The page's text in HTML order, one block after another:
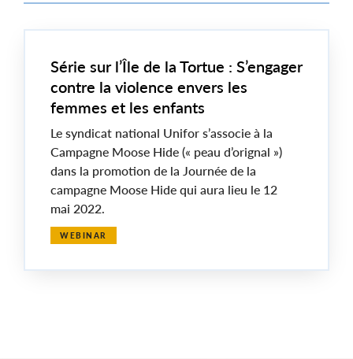
Série sur l’Île de la Tortue : S’engager
contre la violence envers les
femmes et les enfants
Le syndicat national Unifor s’associe à la
Campagne Moose Hide (« peau d’orignal »)
dans la promotion de la Journée de la
campagne Moose Hide qui aura lieu le 12
mai 2022.
WEBINAR